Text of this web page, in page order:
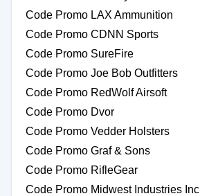
Code Promo LAX Ammunition
Code Promo CDNN Sports
Code Promo SureFire
Code Promo Joe Bob Outfitters
Code Promo RedWolf Airsoft
Code Promo Dvor
Code Promo Vedder Holsters
Code Promo Graf & Sons
Code Promo RifleGear
Code Promo Midwest Industries Inc